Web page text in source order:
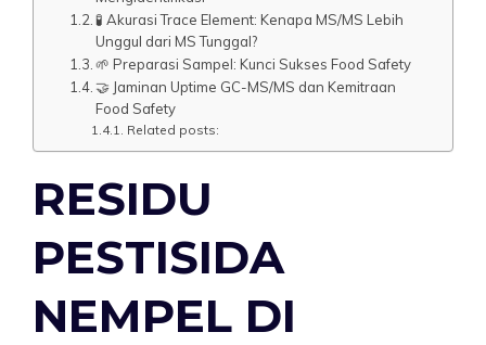
🧪 Akurasi Trace Element: Kenapa MS/MS Lebih
Unggul dari MS Tunggal?
🌱 Preparasi Sampel: Kunci Sukses Food Safety
🤝 Jaminan Uptime GC-MS/MS dan Kemitraan
Food Safety
Related posts:
RESIDU
PESTISIDA
NEMPEL DI